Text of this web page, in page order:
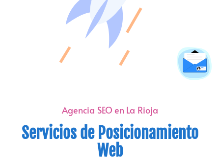
Agencia SEO en La Rioja
Servicios de Posicionamiento
Web